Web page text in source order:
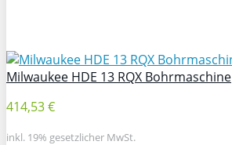
Milwaukee HDE 13 RQX Bohrmaschine
414,53 €
inkl. 19% gesetzlicher MwSt.